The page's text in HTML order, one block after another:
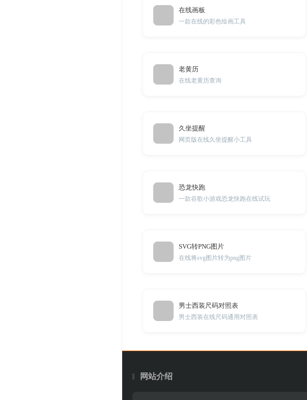
在线画板
一款在线的彩色绘画工具
老黄历
在线老黄历查询
久坐提醒
网页版在线久坐提醒小工具
恐龙快跑
一款谷歌小游戏恐龙快跑在线试玩
SVG转PNG图片
在线将svg图片转为png图片
男士西装尺码对照表
男士西装在线尺码通用对照表
网站介绍